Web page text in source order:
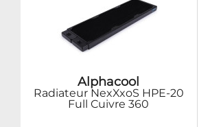
Alphacool
Radiateur NexXxoS HPE-20
Full Cuivre 360